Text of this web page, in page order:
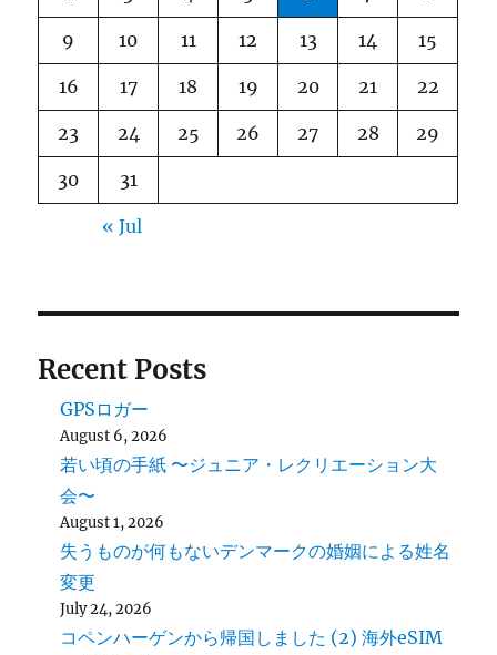
9 10 11 12 13 14 15
16 17 18 19 20 21 22
23 24 25 26 27 28 29
30 31
« Jul
Recent Posts
GPSロガー
August 6, 2026
若い頃の手紙 〜ジュニア・レクリエーション大
会〜
August 1, 2026
失うものが何もないデンマークの婚姻による姓名
変更
July 24, 2026
コペンハーゲンから帰国しました (2) 海外eSIM